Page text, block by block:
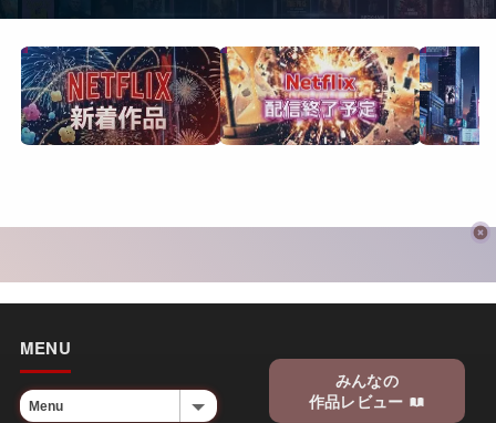
MENU
みんなの
作品レビュー